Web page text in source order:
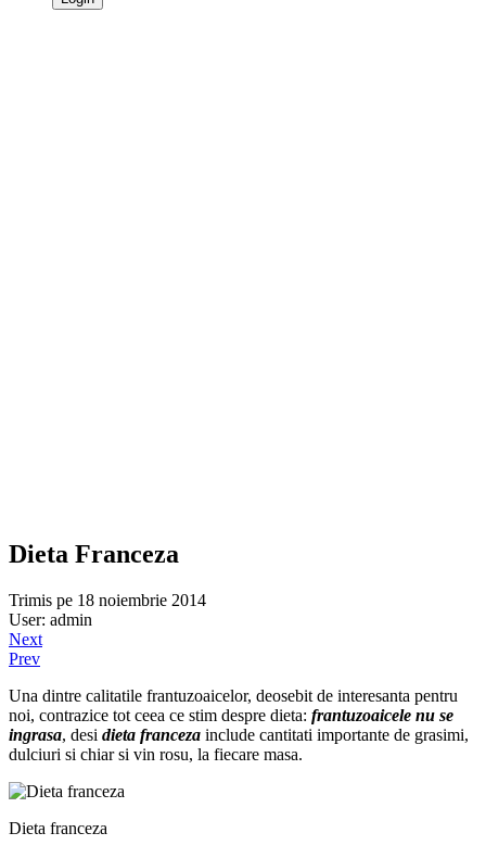
Dieta Franceza
Trimis pe 18 noiembrie 2014
User: admin
Next
Prev
Una dintre calitatile frantuzoaicelor, deosebit de interesanta pentru
noi, contrazice tot ceea ce stim despre dieta: frantuzoaicele nu se
ingrasa, desi dieta franceza include cantitati importante de grasimi,
dulciuri si chiar si vin rosu, la fiecare masa.
Dieta franceza